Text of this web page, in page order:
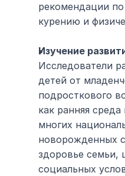
рекомендации
курению и
Изучение
Исследователи
детей от
подросткового
как ранняя
многих
новорожденных
здоровье семьи,
социальных